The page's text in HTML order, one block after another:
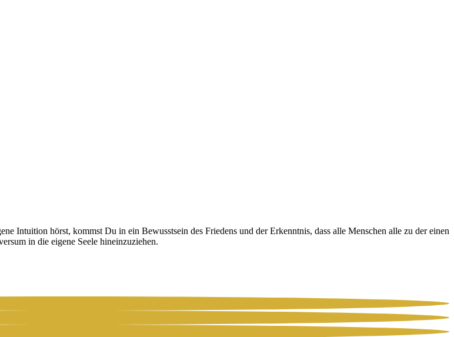
Intui­ti­on hörst, kommst Du in ein Bewusst­sein des Frie­dens und der Erkennt­nis, dass alle Men­schen alle zu der einen
in die eige­ne See­le hin­ein­zu­zie­hen.